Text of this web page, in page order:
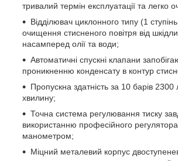
тривалий термін експлуатації та легко
Відділювач циклонного типу (1
очищення стисненого повітря від
насамперед олії та води;
Автоматичні спускні клапани
проникненню конденсату в контур
Пропускна здатність за 10 барів 2300
хвилину;
Точна система регулювання тиску
використанню професійного регулятора
манометром;
Міцний металевий корпус